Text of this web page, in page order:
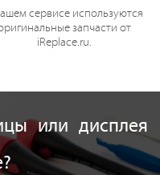
сервисе используются
запчасти от
iReplace.ru.
или дисплея